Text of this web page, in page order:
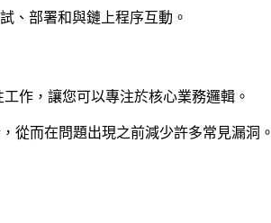
、部署和與鏈上程序互動。
作，讓您可以專注於核心業務邏輯。
從而在問題出現之前減少許多常見漏洞。